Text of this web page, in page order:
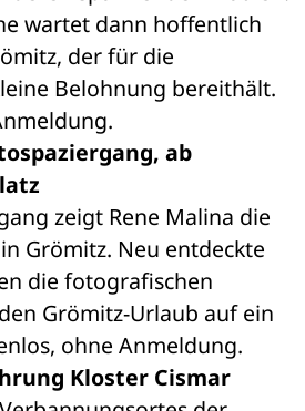
wartet dann hoffentlich
der für die
Belohnung bereithält.
ab
zeigt Rene Malina die
Grömitz. Neu entdeckte
die fotografischen
Grömitz-Urlaub auf ein
ohne Anmeldung.
Kloster Cismar